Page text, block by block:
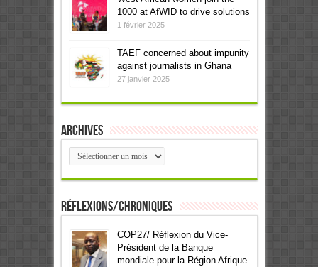
1000 at AfWID to drive solutions
1 février 2025
TAEF concerned about impunity
against journalists in Ghana
27 janvier 2025
Archives
Archives
Réflexions/Chroniques
COP27/ Réflexion du Vice-
Président de la Banque
mondiale pour la Région Afrique